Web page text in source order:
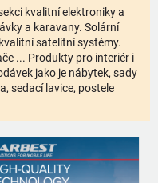
kvalitní elektroniky a
a karavany. Solární
satelitní systémy.
... Produkty pro interiér i
jako je nábytek, sady
sedací lavice, postele